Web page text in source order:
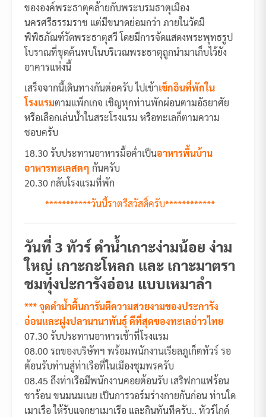
ขององค์พระธาตุคล้ายกับพระบรมธาตุเมือง
นครศรีธรรมราช แต่มีขนาดย่อมกว่า ภายในวัดมี
พิพิธภัณฑ์วัดพระธาตุสวี โดยมีการจัดแสดงพระพุทธรูป
โบราณที่ขุดค้นพบในบริเวณพระธาตุถูกนำมาเก็บไว้ยัง
อาคารแห่งนี้
เสร็จจากนี้เดินทางกันต่อครับ ไปเข้าเช็กอินที่พักใน
โรงแรมตามแพ็กเกจ เชิญทุกท่านพักผ่อนตามอัธยาศัย
หรือเลือกเล่นน้ำในสระโรงแรม หรือทะเลก็ตามความ
ชอบครับ
18.30 รับประทานอาหารมื้อค่ำเป็นอาหารพื้นบ้าน
อาหารทะเลสดๆ กันครับ
20.30 กลับโรงแรมที่พัก
***********วันนี้ราตรีสวัสดิ์ครับ************
วันที่ 3 ทัวร์ ดำน้ำเกาะง่ามน้อย ง่าม
ใหญ่ เกาะกะโหลก และ เกาะมาตรา
ชมทุ่งปะการังอ่อน แบบเหมาลำ
*** จุดดำน้ำตื้นการันตีความสวยงามของประการัง
อ่อนและฝูงปลานานาพันธุ์ ดีที่สุดของทะเลอ่าวไทย
07.30 รับประทานอาหารเช้าที่โรงแรม
08.00 รถของบริษัทฯ พร้อมพนักงานเรียลภูเก็ตทัวร์ รอ
ต้อนรับท่านสู่ท่าเรือที่ในเมืองชุมพรครับ
08.45 ถึงท่าเรือมีพนักงานคอยต้อนรับ เสริฟกาแฟร้อน
ชาร้อน ขนมนมเนย เป็นการวอร์มร่างกายกันก่อน ท่านใด
เมาเรือ ให้รับแจกยาเมาเรือ และกินทันทีครับ.. ทัวร์ไกด์